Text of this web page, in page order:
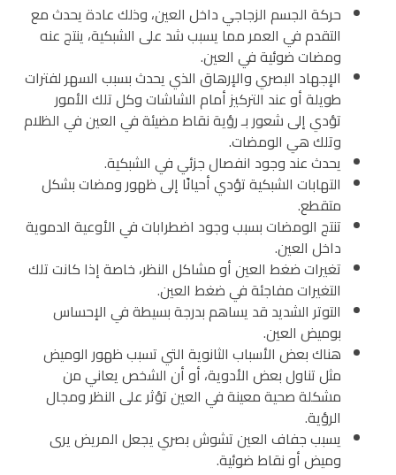
حركة الجسم الزجاجي داخل العين، وذلك عادة يحدث مع
التقدم في العمر مما يسبب شد على الشبكية، ينتج عنه
ومضات ضوئية في العين.
الإجهاد البصري والإرهاق الذي يحدث بسبب السهر لفترات
طويلة أو عند التركيز أمام الشاشات وكل تلك الأمور
تؤدي إلى شعور بـ رؤية نقاط مضيئة في العين في الظلام
وتلك هي الومضات.
يحدث عند وجود انفصال جزئي في الشبكية.
التهابات الشبكية تؤدي أحيانًا إلى ظهور ومضات بشكل
متقطع.
تنتج الومضات بسبب وجود اضطرابات في الأوعية الدموية
داخل العين.
تغيرات ضغط العين أو مشاكل النظر، خاصة إذا كانت تلك
التغيرات مفاجئة في ضغط العين.
التوتر الشديد قد يساهم بدرجة بسيطة في الإحساس
بوميض العين.
هناك بعض الأسباب الثانوية التي تسبب ظهور الوميض
مثل تناول بعض الأدوية، أو أن الشخص يعاني من
مشكلة صحية معينة في العين تؤثر على النظر ومجال
الرؤية.
يسبب جفاف العين تشوش بصري يجعل المريض يرى
وميض أو نقاط ضوئية.